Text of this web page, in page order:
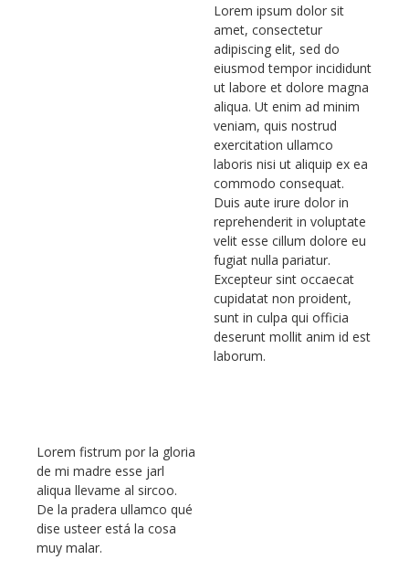
Lorem ipsum dolor sit
amet, consectetur
adipiscing elit, sed do
eiusmod tempor incididunt
ut labore et dolore magna
aliqua. Ut enim ad minim
veniam, quis nostrud
exercitation ullamco
laboris nisi ut aliquip ex ea
commodo consequat.
Duis aute irure dolor in
reprehenderit in voluptate
velit esse cillum dolore eu
fugiat nulla pariatur.
Excepteur sint occaecat
cupidatat non proident,
sunt in culpa qui officia
deserunt mollit anim id est
laborum.
Lorem fistrum por la gloria
de mi madre esse jarl
aliqua llevame al sircoo.
De la pradera ullamco qué
dise usteer está la cosa
muy malar.